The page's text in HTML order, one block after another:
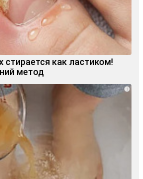
стирается как ластиком!
метод
i